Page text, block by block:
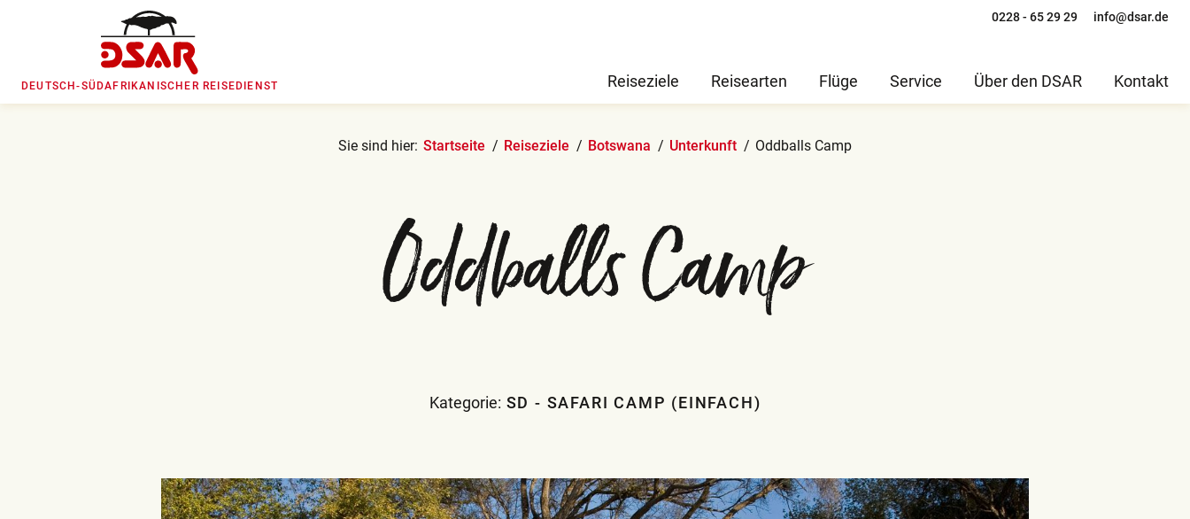
DEUTSCH-SÜDAFRIKANISCHER REISEDIENST
0228 - 65 29 29 info@dsar.de
Reiseziele Reisearten Flüge Service Über den DSAR Kontakt
Sie sind hier: Startseite Reiseziele Botswana Unterkunft Oddballs Camp
Oddballs Camp
Kategorie: SD - SAFARI CAMP (EINFACH)